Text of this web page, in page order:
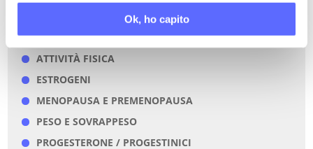
Ok, ho capito
PAROLE CHIAVE DI QUESTO ARTICOLO
ATTIVITÀ FISICA
ESTROGENI
MENOPAUSA E PREMENOPAUSA
PESO E SOVRAPPESO
PROGESTERONE / PROGESTINICI